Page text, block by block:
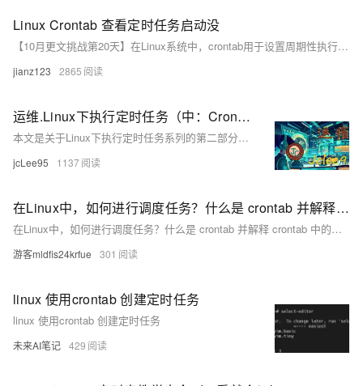
Linux Crontab 查看定时任务启动没
【10月更文挑战第20天】在Linux系统中，crontab用于设置周期性执行的任务。查看当前用户的Crontab任务列表，使用`crontab -l`；查看所有用户任务，使用`sudo crontab -l`或指定用户`sudo crontab -u username -l`。
jianz123 2865
运维.Linux下执行定时任务（中：Cron的常用替代方案）
本文是关于Linux下执行定时任务系列的第二部分，主要探讨除了Cron之外的常用替代方案。介绍了Systemd Timers、Anacron及at命令三种工具，它们分别适用于不同场景下的定时任务需求。文章详细分析了每种工具的特点、工作原理、基本使用方法及其高级功能，并对比了它们各自的优缺点，帮助读者根据实际情况选择最适合的定时任务解决方案。此外，还提供了指向具体实例和进一步阅读材料的链接。
jcLee95 1137
在Linux中，如何进行调度任务？什么是 crontab 并解释 crontab 中的字段？
在Linux中，如何进行调度任务？什么是 crontab 并解释 crontab 中的字段？
游客mldfis24krfue 301
linux 使用crontab 创建定时任务
linux 使用crontab 创建定时任务
未来AI笔记 429